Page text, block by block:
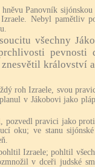
Panovník sijónskou
Nebyl pamětliv
všechny
pevnosti
znesvětil království
roh Izraele, svou
v Jákobovi jako
pozvedl pravici jako
oku; ve stanu
Izraele; pohltil
v dceři judské